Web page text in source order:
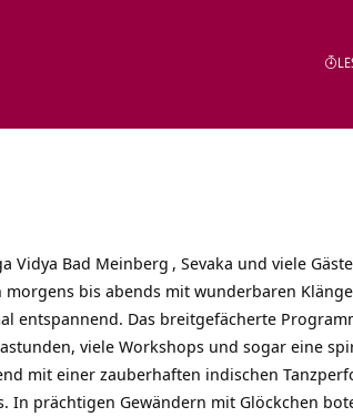
Vidya Bad Meinberg , Sevaka und viele
morgens bis abends mit wunderbaren
entspannend. Das breitgefächerte
viele Workshops und sogar eine
mit einer zauberhaften indischen
In prächtigen Gewändern mit Glöckchen